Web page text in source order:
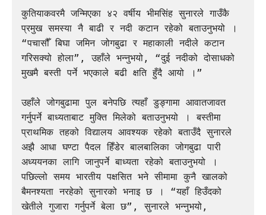
कुतियाकवरमै जन्मिएका ४२ वर्षीय भीमसिंह सुनारले गाउँकै
प्रमुख समस्या नै बाढी र नदी कटान रहेको बताउनुभयो ।
“पचासौँ बिघा जमिन जोगबुढा र महाकाली नदीले कटान
गरिसक्यो होला”, उहाँले भन्नुभयो, “दुई नदीको दोसाधको
मुखमै बस्ती पर्ने भएकाले बढी क्षति हुँदै आयो ।”
उहाँले जोगबुढामा पुल बनेपछि त्यहाँ डुङ्गामा आवातजावत
गर्नुपर्ने बाध्यताबाट मुक्ति मिलेको बताउनुभयो । बस्तीमा
प्राथमिक तहको विद्यालय आवश्यक रहेको बताउँदै सुनारले
अझै आधा घण्टा पैदल हिँडेर बालबालिका जोगबुढा पारी
अध्ययनका लागि जानुपर्ने बाध्यता रहेको बताउनुभयो ।
पछिल्लो समय भारतीय पक्षसित भने सीमामा कुनै खालको
बैमनश्यता नरहेको सुनारको भनाइ छ । “यहाँ हिउँदको
खेतीले गुजारा गर्नुपर्ने बेला छ”, सुनारले भन्नुभयो,